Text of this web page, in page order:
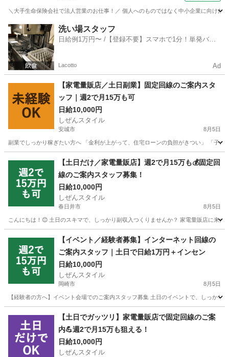
＼大手生命保険会社で法人営業のお仕事！／ 個人へのものではなく中小企業に向け
愛知 名古屋市 金山駅 営業
洗い場スタッフ
日給例1万円〜 /【登録不要】スマホで1分！単発バイ
Lacotto Ad
【家電量販店／土日副業】固定回線のご案内スタ
ッフ｜週2で月15万も可
日給10,000円
しぜんスタイル
安城市 8月5日
副業でしっかり稼ぎたい方へ 「金利が上がって、住宅ローンの負担がきつい」 「子
家電量販店 スタッフ
【土日だけ／家電量販店】週2で月15万も💰固定回
線のご案内スタッフ募集！
日給10,000円
しぜんスタイル
春日井市 8月5日
こんにちは！😊 土日のスキマで、しっかり副収入つくりませんか？ 家電量販店に来
家電量販店 スタッフ
【イベント／経験者募集】インターネット回線の
ご案内スタッフ｜土日で日給1万円＋インセン
日給10,000円
しぜんスタイル
岡崎市 8月5日
【経験者の方へ】イベント会場でのご案内スタッフ募集 土日のイベントで、しっか
家電量販店 スタッフ
【土日でガッツリ】家電量販店で固定回線のご案
内💪週2で月15万も狙える！
日給10,000円
しぜんスタイル